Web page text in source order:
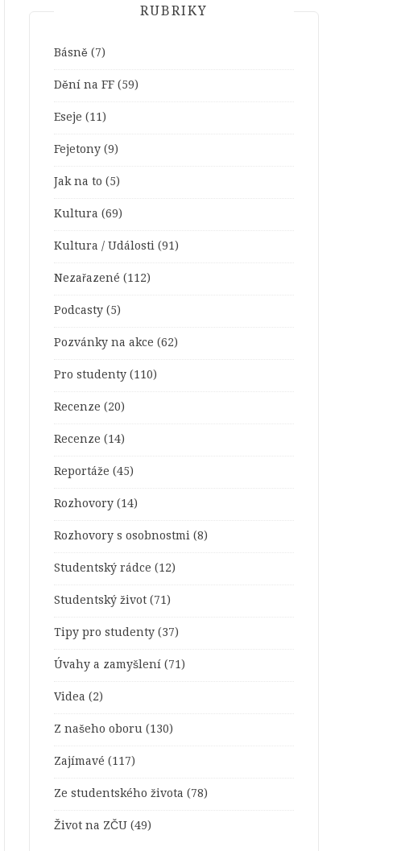
RUBRIKY
Básně (7)
Dění na FF (59)
Eseje (11)
Fejetony (9)
Jak na to (5)
Kultura (69)
Kultura / Události (91)
Nezařazené (112)
Podcasty (5)
Pozvánky na akce (62)
Pro studenty (110)
Recenze (20)
Recenze (14)
Reportáže (45)
Rozhovory (14)
Rozhovory s osobnostmi (8)
Studentský rádce (12)
Studentský život (71)
Tipy pro studenty (37)
Úvahy a zamyšlení (71)
Videa (2)
Z našeho oboru (130)
Zajímavé (117)
Ze studentského života (78)
Život na ZČU (49)